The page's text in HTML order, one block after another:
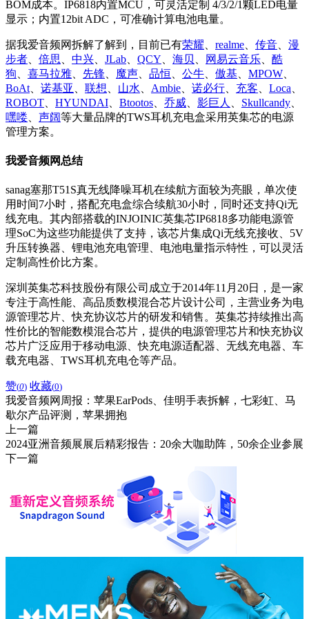
BOM成本。IP6818内置MCU，可灵活定制 4/3/2/1颗LED电量
显示；内置12bit ADC，可准确计算电池电量。
据我爱音频网拆解了解到，目前已有荣耀 realme 传音
漫
步者
倍思 中兴 JLab QCY 海贝 网易云音乐
酷
狗
喜马拉雅 先锋 魔声 品恒 公牛 傲基 MPOW
BoAt
诺基亚 联想 山水 Ambie 诺必行 充客 Loca
ROBOT
HYUNDAI Btootos 乔威 影巨人 Skullcandy
嘿喽
声阔等大量品牌的TWS耳机充电盒采用英集芯的电源
管理方案。
我爱音频网总结
sanag塞那T51S真无线降噪耳机在续航方面较为亮眼，单次使
用时间7小时，搭配充电盒综合续航30小时，同时还支持Qi无
线充电。其内部搭载的INJOINIC英集芯IP6818多功能电源管
理SoC为这些功能提供了支持，该芯片集成Qi无线充接收、5V
升压转换器、锂电池充电管理、电池电量指示特性，可以灵活
定制高性价比方案。
深圳英集芯科技股份有限公司成立于2014年11月20日，是一家
专注于高性能、高品质数模混合芯片设计公司，主营业务为电
源管理芯片、快充协议芯片的研发和销售。英集芯持续推出高
性价比的智能数模混合芯片，提供的电源管理芯片和快充协议
芯片广泛应用于移动电源、快充电源适配器、无线充电器、车
载充电器、TWS耳机充电仓等产品。
赞(0) 收藏(0)
我爱音频网周报：苹果EarPods、佳明手表拆解，七彩虹、马
歇尔产品评测，苹果拥抱
上一篇
2024亚洲音频展展后精彩报告：20余大咖助阵，50余企业参展
下一篇